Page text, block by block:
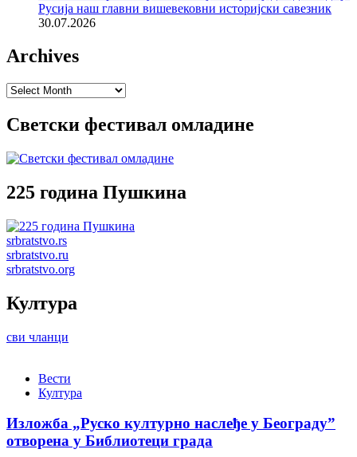
Русија наш главни вишевековни историјски савезник
30.07.2026
Archives
Archives
Светски фестивал омладине
225 година Пушкина
srbratstvo.rs
srbratstvo.ru
srbratstvo.org
Култура
сви чланци
Вести
Култура
Изложба „Руско културно наслеђе у Београду”
отворена у Библиотеци града